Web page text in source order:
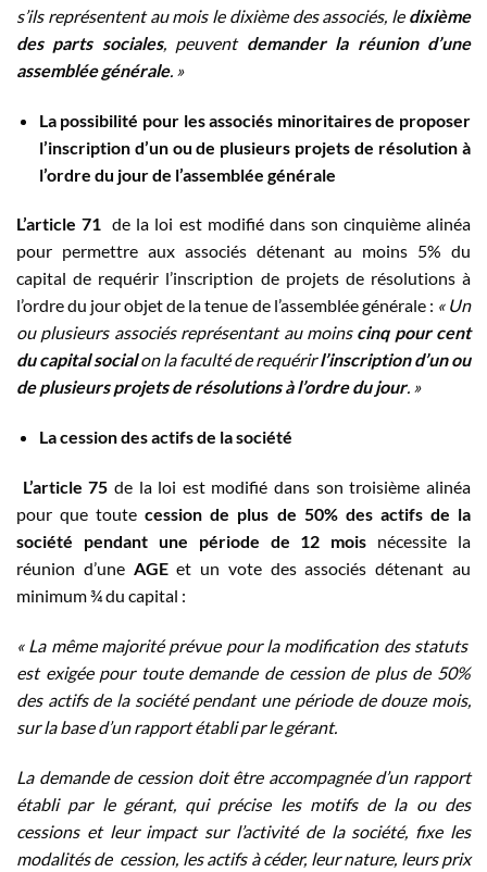
s’ils représentent au mois le dixième des associés, le dixième
des parts sociales, peuvent demander la réunion d’une
assemblée générale. »
La possibilité pour les associés minoritaires de proposer
l’inscription d’un ou de plusieurs projets de résolution à
l’ordre du jour de l’assemblée générale
L’article 71 de la loi est modifié dans son cinquième alinéa
pour permettre aux associés détenant au moins 5% du
capital de requérir l’inscription de projets de résolutions à
l’ordre du jour objet de la tenue de l’assemblée générale : « Un
ou plusieurs associés représentant au moins cinq pour cent
du capital socialon la faculté de requérirl’inscription d’un ou
de plusieurs projets de résolutions à l’ordre du jour. »
La cession des actifs de la société
L’article 75 de la loi est modifié dans son troisième alinéa
pour que toutecession de plus de 50% des actifs de la
société pendant une période de 12 mois nécessite la
réunion d’une AGEet un vote des associés détenant au
minimum ¾ du capital :
« La même majorité prévue pour la modification des statuts
est exigée pour toute demande de cession de plus de 50%
des actifs de la société pendant une période de douze mois,
sur la base d’un rapport établi par le gérant.
La demande de cession doit être accompagnée d’un rapport
établi par le gérant, qui précise les motifs de la ou des
cessions et leur impact sur l’activité de la société, fixe les
modalités de cession, les actifs à céder, leur nature, leurs prix